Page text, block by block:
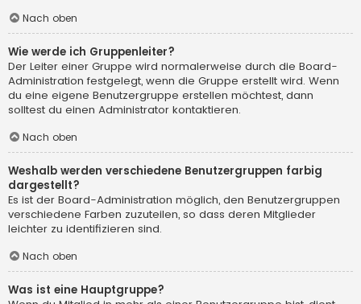
Nach oben
Wie werde ich Gruppenleiter?
Der Leiter einer Gruppe wird normalerweise durch die Board-
Administration festgelegt, wenn die Gruppe erstellt wird. Wenn
du eine eigene Benutzergruppe erstellen möchtest, dann
solltest du einen Administrator kontaktieren.
Nach oben
Weshalb werden verschiedene Benutzergruppen farbig
dargestellt?
Es ist der Board-Administration möglich, den Benutzergruppen
verschiedene Farben zuzuteilen, so dass deren Mitglieder
leichter zu identifizieren sind.
Nach oben
Was ist eine Hauptgruppe?